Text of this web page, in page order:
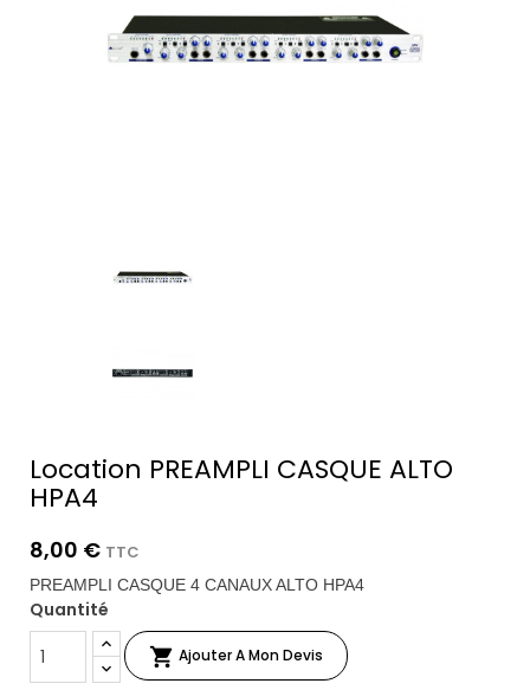
Location PREAMPLI CASQUE ALTO
HPA4
8,00 € TTC
PREAMPLI CASQUE 4 CANAUX ALTO HPA4
Quantité
 Ajouter A Mon Devis